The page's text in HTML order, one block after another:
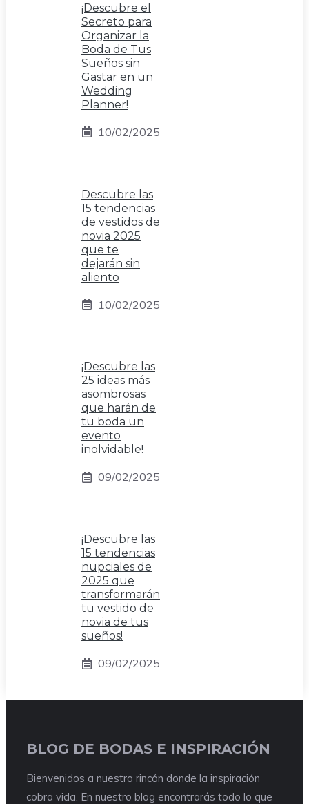
¡Descubre el
Secreto para
Organizar la
Boda de Tus
Sueños sin
Gastar en un
Wedding
Planner!
10/02/2025
Descubre las
15 tendencias
de vestidos de
novia 2025
que te
dejarán sin
aliento
10/02/2025
¡Descubre las
25 ideas más
asombrosas
que harán de
tu boda un
evento
inolvidable!
09/02/2025
¡Descubre las
15 tendencias
nupciales de
2025 que
transformarán
tu vestido de
novia de tus
sueños!
09/02/2025
BLOG DE BODAS E INSPIRACIÓN
Bienvenidos a nuestro rincón donde la inspiración
cobra vida. En nuestro blog encontrarás todo lo que